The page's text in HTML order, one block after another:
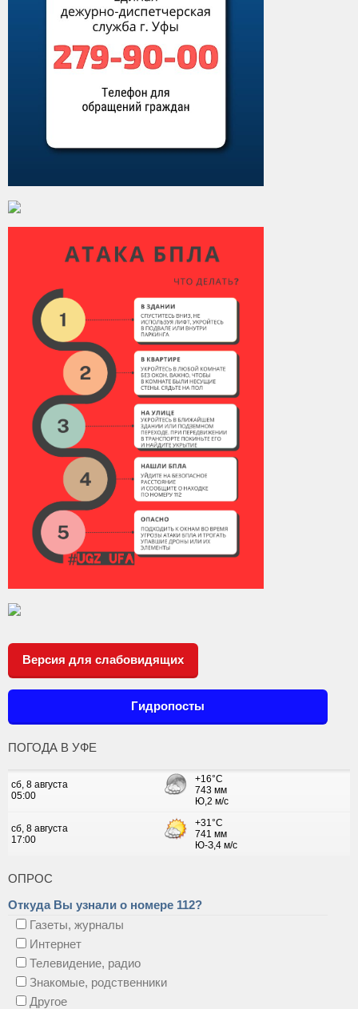
Виды деятельности
Обслуживание опасных производственных объектов
УГЗ рекомендует
Как стать спасателем
Пресс-центр
Конкурсы
Наша работа
Фотогалерея
Обращения
Контакты
Вакансии
Версия для слабовидящих
Гидропосты
ПОГОДА В УФЕ
ОПРОС
Откуда Вы узнали о номере 112?
Газеты, журналы
Интернет
Телевидение, радио
Знакомые, родственники
Другое